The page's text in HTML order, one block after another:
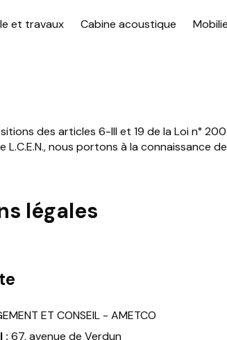
et travaux Cabine acoustique
des articles 6-III et 19 de la Loi n°
L.C.E.N., nous portons à la connaissance
légales
ET CONSEIL - AMETCO
: 67, avenue de Verdun